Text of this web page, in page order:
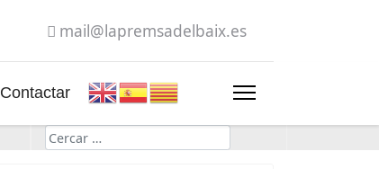
mail@lapremsadelbaix.es
Contactar
Cerca